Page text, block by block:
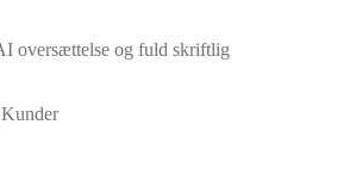
oversættelse og fuld skriftlig